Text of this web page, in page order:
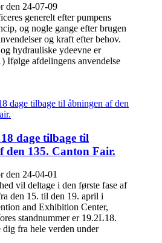
den 24-07-09
generelt efter pumpens
og nogle gange efter brugen
og kraft efter behov.
hydrauliske ydeevne er
Ifølge afdelingens anvendelse
dage tilbage til
​​den 135. Canton Fair.
den 24-04-01
vil deltage i den første fase af
den 15. til den 19. april i
and Exhibition Center,
standnummer er 19.2L18.
dig fra hele verden under